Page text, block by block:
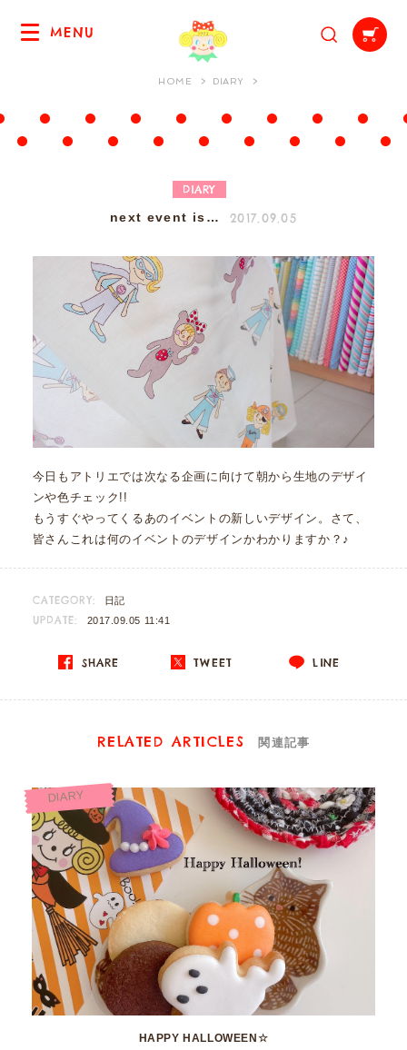
MENU
HOME DIARY
DIARY
next event is… 2017.09.05
今日もアトリエでは次なる企画に向けて朝から生地のデザイ
ンや色チェック!!
もうすぐやってくるあのイベントの新しいデザイン。さて、
皆さんこれは何のイベントのデザインかわかりますか？♪
CATEGORY: 日記
UPDATE: 2017.09.05 11:41
SHARE TWEET LINE
RELATED ARTICLES 関連記事
DIARY
HAPPY HALLOWEEN☆